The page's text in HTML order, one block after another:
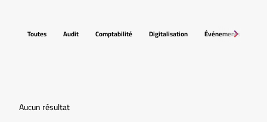
Toutes Audit Comptabilité Digitalisation Événements
Aucun résultat